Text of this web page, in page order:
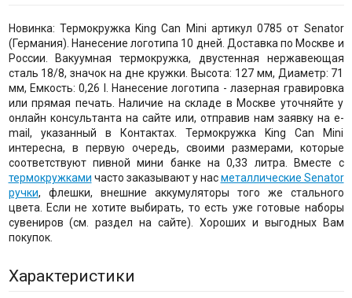
Новинка: Термокружка King Can Mini артикул 0785 от Senator
(Германия). Нанесение логотипа 10 дней. Доставка по Москве и
России. Вакуумная термокружка, двустенная нержавеющая
сталь 18/8, значок на дне кружки. Высота: 127 мм, Диаметр: 71
мм, Емкость: 0,26 l. Нанесение логотипа - лазерная гравировка
или прямая печать. Наличие на складе в Москве уточняйте у
онлайн консультанта на сайте или, отправив нам заявку на e-
mail, указанный в Контактах. Термокружка King Can Mini
интересна, в первую очередь, своими размерами, которые
соответствуют пивной мини банке на 0,33 литра. Вместе с
термокружками часто заказывают у насметаллические Senator
ручки, флешки, внешние аккумуляторы того же стального
цвета. Если не хотите выбирать, то есть уже готовые наборы
сувениров (см. раздел на сайте). Хороших и выгодных Вам
покупок.
Характеристики